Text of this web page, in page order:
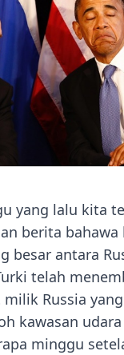
yang lalu kita
berita bahawa
besar antara
telah
Russia
kawasan
minggu